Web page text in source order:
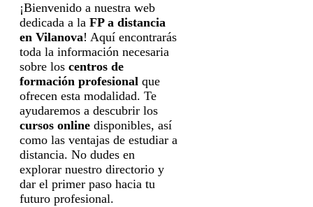
¡Bienvenido a nuestra web
dedicada a la FP a distancia
en Vilanova! Aquí encontrarás
toda la información necesaria
sobre los centros de
formación profesional que
ofrecen esta modalidad. Te
ayudaremos a descubrir los
cursos online disponibles, así
como las ventajas de estudiar a
distancia. No dudes en
explorar nuestro directorio y
dar el primer paso hacia tu
futuro profesional.